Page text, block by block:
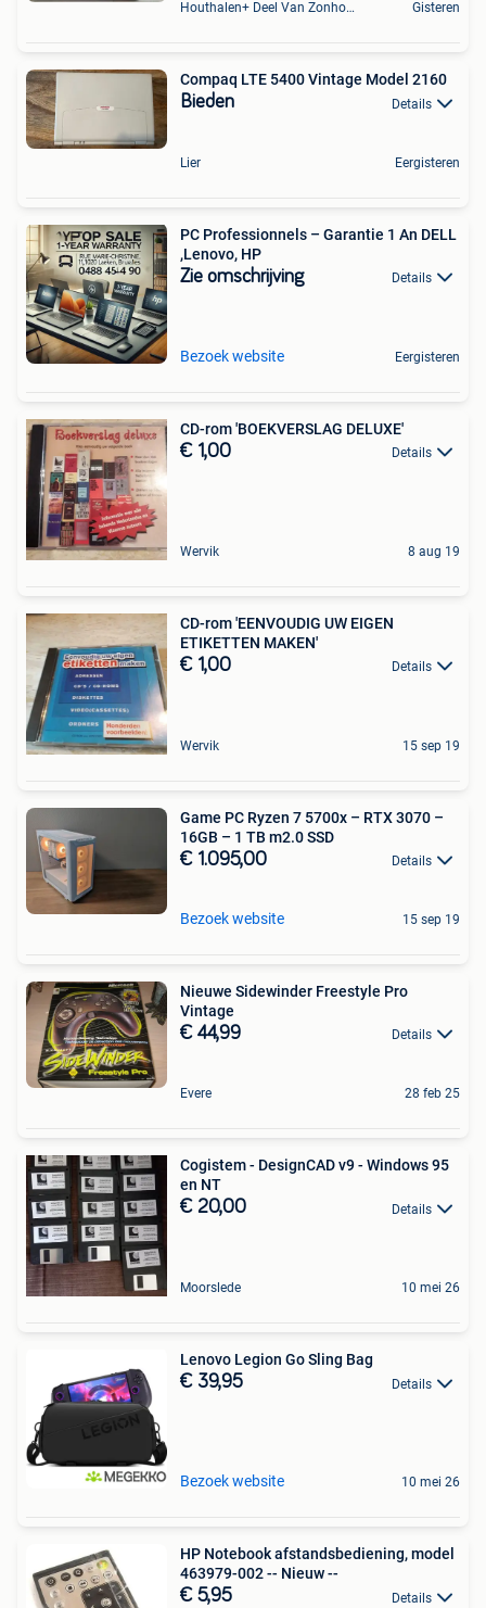
Houthalen+ Deel Van Zonhoven En Zolder Gisteren
Compaq LTE 5400 Vintage Model 2160
Bieden Details
Lier Eergisteren
PC Professionnels – Garantie 1 An DELL
,Lenovo, HP
Zie omschrijving Details
Bezoek website Eergisteren
CD-rom 'BOEKVERSLAG DELUXE'
€ 1,00 Details
Wervik 8 aug 19
CD-rom 'EENVOUDIG UW EIGEN
ETIKETTEN MAKEN'
€ 1,00 Details
Wervik 15 sep 19
Game PC Ryzen 7 5700x – RTX 3070 –
16GB – 1 TB m2.0 SSD
€ 1.095,00 Details
Bezoek website 15 sep 19
Nieuwe Sidewinder Freestyle Pro
Vintage
€ 44,99 Details
Evere 28 feb 25
Cogistem - DesignCAD v9 - Windows 95
en NT
€ 20,00 Details
Moorslede 10 mei 26
Lenovo Legion Go Sling Bag
€ 39,95 Details
Bezoek website 10 mei 26
HP Notebook afstandsbediening, model
463979-002 -- Nieuw --
€ 5,95 Details